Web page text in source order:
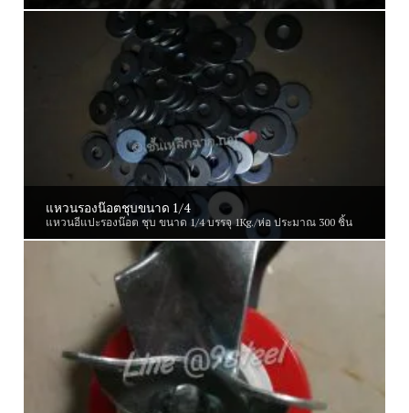
แหวนรองน๊อตชุบขนาด 1/4
แหวนอีแปะรองน๊อต ชุบ ขนาด 1/4 บรรจุ 1Kg./ห่อ ประมาณ 300 ชิ้น